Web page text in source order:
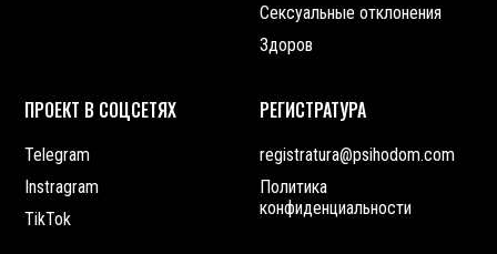
Сексуальные отклонения
Здоров
ПРОЕКТ В СОЦСЕТЯХ
Telegram
Instragram
TikTok
РЕГИСТРАТУРА
registratura@psihodom.com
Политика
конфиденциальности